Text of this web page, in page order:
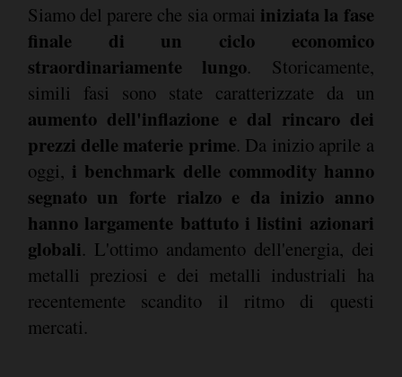
Siamo del parere che sia ormai iniziata la fase
finale di un ciclo economico
straordinariamente lungo. Storicamente,
simili fasi sono state caratterizzate da un
aumento dell'inflazione e dal rincaro dei
prezzi delle materie prime. Da inizio aprile a
oggi, i benchmark delle commodity hanno
segnato un forte rialzo e da inizio anno
hanno largamente battuto i listini azionari
globali. L'ottimo andamento dell'energia, dei
metalli preziosi e dei metalli industriali ha
recentemente scandito il ritmo di questi
mercati.